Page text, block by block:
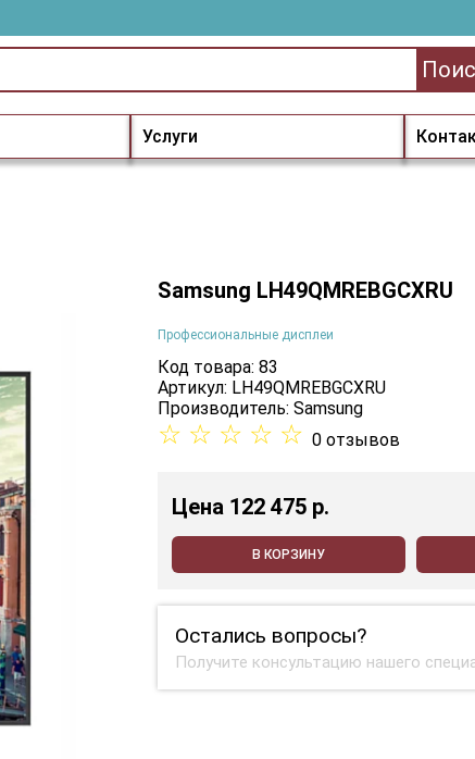
Услуги
Samsung LH49QMREBGCXRU
Профессиональные дисплеи
Код товара: 83
Артикул: LH49QMREBGCXRU
Производитель:Samsung
☆ ☆ ☆ ☆ ☆ 0 отзывов
Цена 122 475 p.
В КОРЗИНУ
Остались вопросы?
Получите консультацию нашего